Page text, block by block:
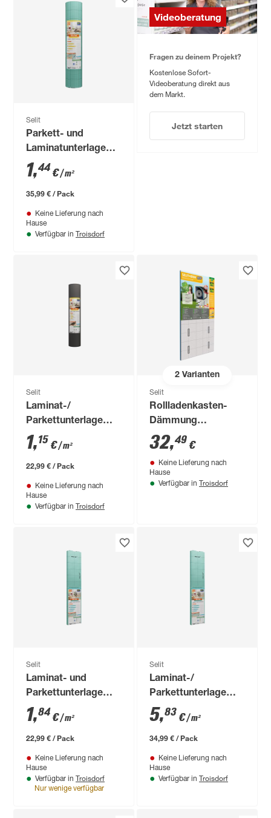
Selit
Parkett- und
Laminatunterlage
'Selitac Basic' 2,2
mm, 1 x 25 m, 25 m²
1,44€/ m²
35,99 € / Pack
Keine Lieferung nach
Hause
Verfügbar in Troisdorf
Videoberatung
Fragen zu deinem Projekt?
Kostenlose Sofort-
Videoberatung direkt aus
dem Markt.
Jetzt starten
Selit
Laminat-/
Parkettunterlage
'SELITAC basic' 1,6
mm, 1 x 20 m, 20 m²
1,15 €/ m²
22,99 € / Pack
Keine Lieferung nach
Hause
Verfügbar in Troisdorf
2Varianten
Selit
Rollladenkasten-
Dämmung
'Selitherm' 50 x 100
x 2,5 cm
32,49 €
Keine Lieferung nach
Hause
Verfügbar in Troisdorf
Selit
Laminat- und
Parkettunterlage
'Selitac pro' 3 mm, 1
x 10 m, 12,5 m²
1,84€/ m²
22,99 € / Pack
Keine Lieferung nach
Hause
Verfügbar in Troisdorf
Nur wenige verfügbar
Selit
Laminat-/
Parkettunterlage
'SELITAC pro+' 10
mm, 0,5 x 1,20 m, 6
m²
5,83 €/ m²
34,99 € / Pack
Keine Lieferung nach
Hause
Verfügbar in Troisdorf